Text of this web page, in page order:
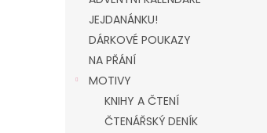
JEJDANÁNKU!
DÁRKOVÉ POUKAZY
NA PŘÁNÍ
MOTIVY
KNIHY A ČTENÍ
ČTENÁŘSKÝ DENÍK